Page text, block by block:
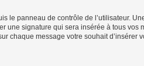
le panneau de contrôle de l’utilisateur.
une signature qui sera insérée à tous
chaque message votre souhait d’insérer